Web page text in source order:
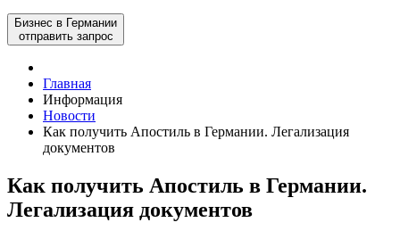
Бизнес в Германии
отправить запрос
Главная
Информация
Новости
Как получить Апостиль в Германии. Легализация
документов
Как получить Апостиль в Германии.
Легализация документов